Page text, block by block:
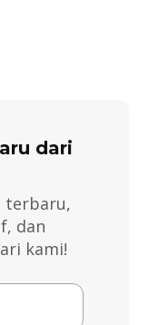
dari
terbaru,
dan
kami!